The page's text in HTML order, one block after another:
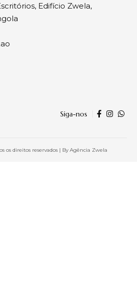
Edifício Zwela,
Siga-nos
os direitos reservados | ByAgência Zwela